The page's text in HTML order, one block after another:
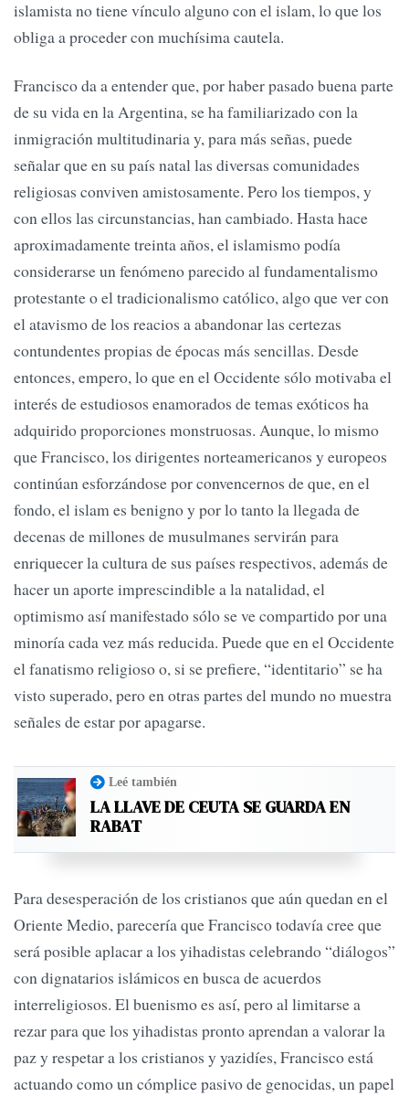
islamista no tiene vínculo alguno con el islam, lo que los
obliga a proceder con muchísima cautela.
Francisco da a entender que, por haber pasado buena parte
de su vida en la Argentina, se ha familiarizado con la
inmigración multitudinaria y, para más señas, puede
señalar que en su país natal las diversas comunidades
religiosas conviven amistosamente. Pero los tiempos, y
con ellos las circunstancias, han cambiado. Hasta hace
aproximadamente treinta años, el islamismo podía
considerarse un fenómeno parecido al fundamentalismo
protestante o el tradicionalismo católico, algo que ver con
el atavismo de los reacios a abandonar las certezas
contundentes propias de épocas más sencillas. Desde
entonces, empero, lo que en el Occidente sólo motivaba el
interés de estudiosos enamorados de temas exóticos ha
adquirido proporciones monstruosas. Aunque, lo mismo
que Francisco, los dirigentes norteamericanos y europeos
continúan esforzándose por convencernos de que, en el
fondo, el islam es benigno y por lo tanto la llegada de
decenas de millones de musulmanes servirán para
enriquecer la cultura de sus países respectivos, además de
hacer un aporte imprescindible a la natalidad, el
optimismo así manifestado sólo se ve compartido por una
minoría cada vez más reducida. Puede que en el Occidente
el fanatismo religioso o, si se prefiere, “identitario” se ha
visto superado, pero en otras partes del mundo no muestra
señales de estar por apagarse.
Leé también
LA LLAVE DE CEUTA SE GUARDA EN
RABAT
Para desesperación de los cristianos que aún quedan en el
Oriente Medio, parecería que Francisco todavía cree que
será posible aplacar a los yihadistas celebrando “diálogos”
con dignatarios islámicos en busca de acuerdos
interreligiosos. El buenismo es así, pero al limitarse a
rezar para que los yihadistas pronto aprendan a valorar la
paz y respetar a los cristianos y yazidíes, Francisco está
actuando como un cómplice pasivo de genocidas, un papel